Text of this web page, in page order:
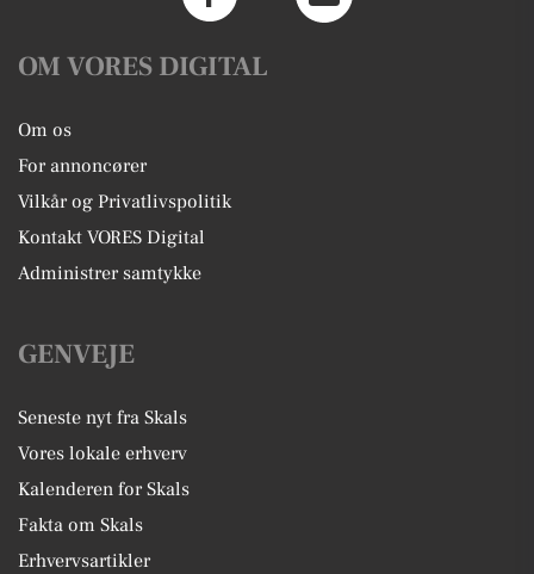
OM VORES DIGITAL
Om os
For annoncører
Vilkår og Privatlivspolitik
Kontakt VORES Digital
Administrer samtykke
GENVEJE
Seneste nyt fra Skals
Vores lokale erhverv
Kalenderen for Skals
Fakta om Skals
Erhvervsartikler